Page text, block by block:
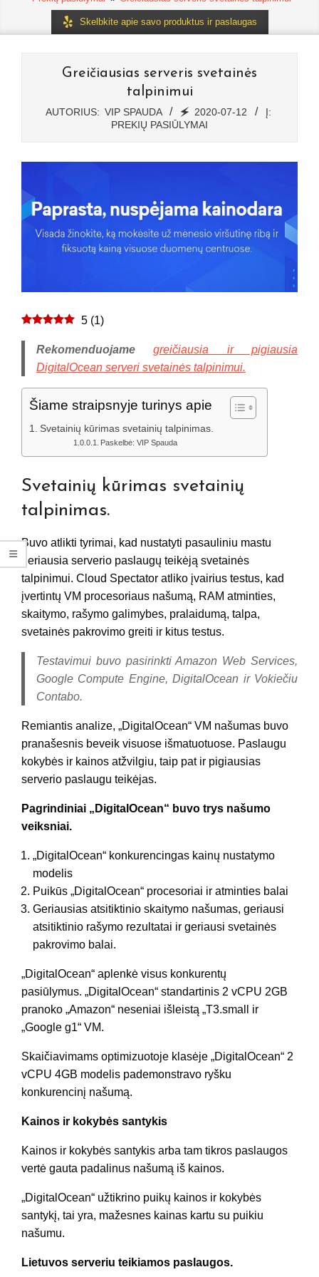
Skelbkite apie savo produktus ir paslaugas
Greičiausias serveris svetainės
talpinimui
AUTORIUS: VIP SPAUDA 🗲 2020-07-12
Į:
PREKIŲ PASIŪLYMAI
5 (1)
Rekomenduojame
greičiausia ir pigiausia
DigitalOcean serveri svetainės talpinimui.
Šiame straipsnyje turinys apie
Svetainių kūrimas svetainių talpinimas.
Paskelbė: VIP Spauda
Svetainių kūrimas svetainių
talpinimas.
Buvo atlikti tyrimai, kad nustatyti pasauliniu mastu
geriausia serverio paslaugų teikėją svetainės
talpinimui. Cloud Spectator atliko įvairius testus, kad
įvertintų VM procesoriaus našumą, RAM atminties,
skaitymo, rašymo galimybes, pralaidumą, talpa,
svetainės pakrovimo greiti ir kitus testus.
Testavimui buvo pasirinkti Amazon Web Services,
Google Compute Engine, DigitalOcean ir Vokiečiu
Contabo.
Remiantis analize, „DigitalOcean“ VM našumas buvo
pranašesnis beveik visuose išmatuotuose. Paslaugu
kokybės ir kainos atžvilgiu, taip pat ir pigiausias
serverio paslaugu teikėjas.
Pagrindiniai „DigitalOcean“ buvo trys našumo
veiksniai.
„DigitalOcean“ konkurencingas kainų nustatymo
modelis
Puikūs „DigitalOcean“ procesoriai ir atminties balai
Geriausias atsitiktinio skaitymo našumas, geriausi
atsitiktinio rašymo rezultatai ir geriausi svetainės
pakrovimo balai.
„DigitalOcean“ aplenkė visus konkurentų
pasiūlymus. „DigitalOcean“ standartinis 2 vCPU 2GB
pranoko „Amazon“ neseniai išleistą „T3.small ir
„Google g1“ VM.
Skaičiavimams optimizuotoje klasėje „DigitalOcean“ 2
vCPU 4GB modelis pademonstravo ryšku
konkurencinį našumą.
Kainos ir kokybės santykis
Kainos ir kokybės santykis arba tam tikros paslaugos
vertė gauta padalinus našumą iš kainos.
„DigitalOcean“ užtikrino puikų kainos ir kokybės
santykį, tai yra, mažesnes kainas kartu su puikiu
našumu.
Lietuvos serveriu teikiamos paslaugos.